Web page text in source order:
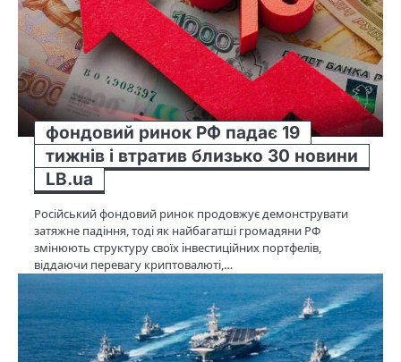
фондовий ринок РФ падає 19
тижнів і втратив близько 30 новини
LB.ua
Російський фондовий ринок продовжує демонструвати
затяжне падіння, тоді як найбагатші громадяни РФ
змінюють структуру своїх інвестиційних портфелів,
віддаючи перевагу криптовалюті,…